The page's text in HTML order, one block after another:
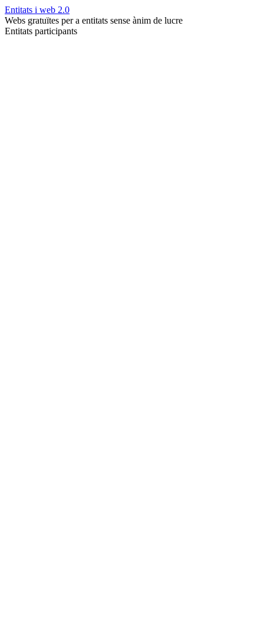
Entitats i web 2.0
Webs gratuïtes per a entitats sense ànim de lucre
Entitats participants